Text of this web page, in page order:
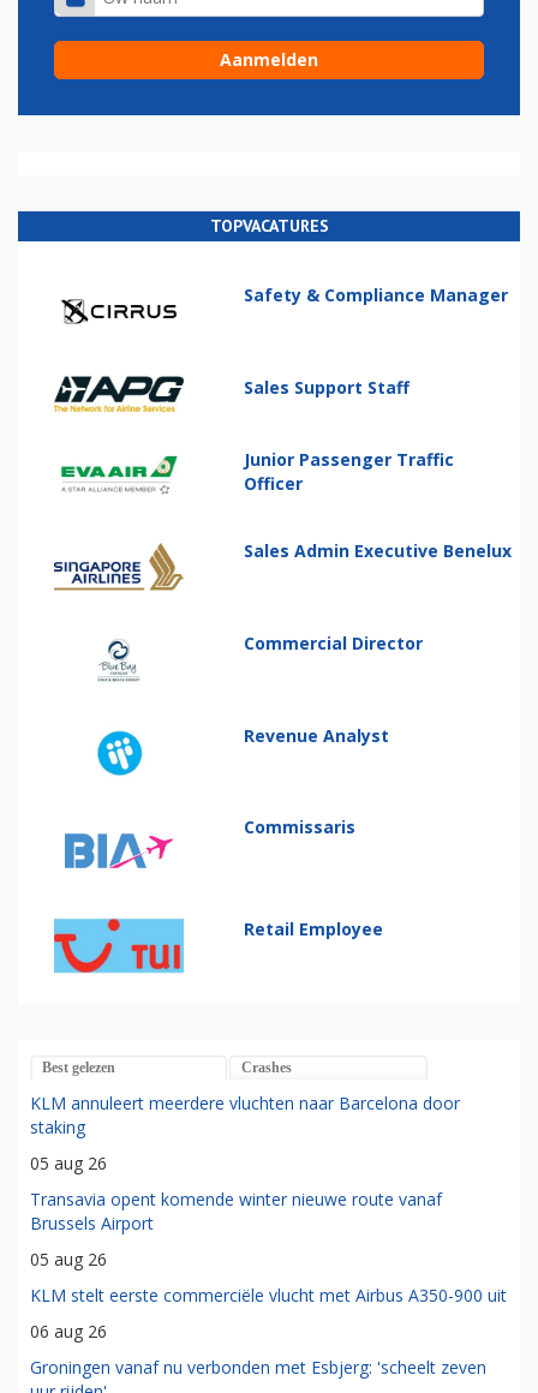
TOPVACATURES
Safety & Compliance Manager
Sales Support Staff
Junior Passenger Traffic
Officer
Sales Admin Executive Benelux
Commercial Director
Revenue Analyst
Commissaris
Retail Employee
Best gelezen Crashes
KLM annuleert meerdere vluchten naar Barcelona door
staking
05 aug 26
Transavia opent komende winter nieuwe route vanaf
Brussels Airport
05 aug 26
KLM stelt eerste commerciële vlucht met Airbus A350-900 uit
06 aug 26
Groningen vanaf nu verbonden met Esbjerg: 'scheelt zeven